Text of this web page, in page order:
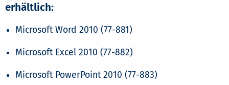
erhältlich:
Microsoft Word 2010 (77-881)
Microsoft Excel 2010 (77-882)
Microsoft PowerPoint 2010 (77-883)